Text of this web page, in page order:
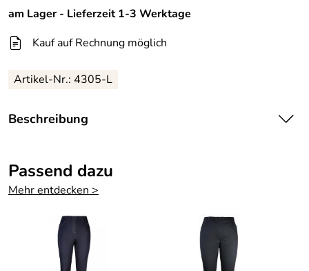
am Lager - Lieferzeit 1-3 Werktage
Kauf auf Rechnung möglich
Artikel-Nr.: 4305-L
Beschreibung
hübsche leichte Bluse mit leichtem Strukturmuster, Vorne
leicht taillierter Schnitt, 3/4 Arm mit kleinem Schlitz am
Ende.Kleine Brusttasche.Bluse sieht viel besser aus als
auf dem Bild! Material: 60% Baumwolle,40 % Polyester
Farbe: weiss
Passend dazu
Mehr entdecken >